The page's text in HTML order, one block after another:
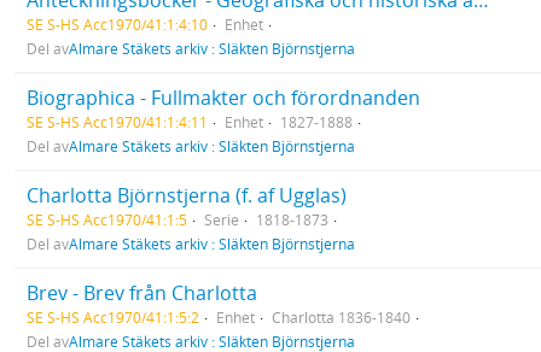
SE S-HS Acc1970/41:1:4:10
Enhet
Del avAlmare Stäkets arkiv : Släkten Björnstjerna
Biographica - Fullmakter och förordnanden
SE S-HS Acc1970/41:1:4:11 Enhet
1827-1888
Del avAlmare Stäkets arkiv : Släkten Björnstjerna
Charlotta Björnstjerna (f. af Ugglas)
SE S-HS Acc1970/41:1:5 Serie
1818-1873
Del avAlmare Stäkets arkiv : Släkten Björnstjerna
Brev - Brev från Charlotta
SE S-HS Acc1970/41:1:5:2 Enhet
Charlotta 1836-1840
Del avAlmare Stäkets arkiv : Släkten Björnstjerna